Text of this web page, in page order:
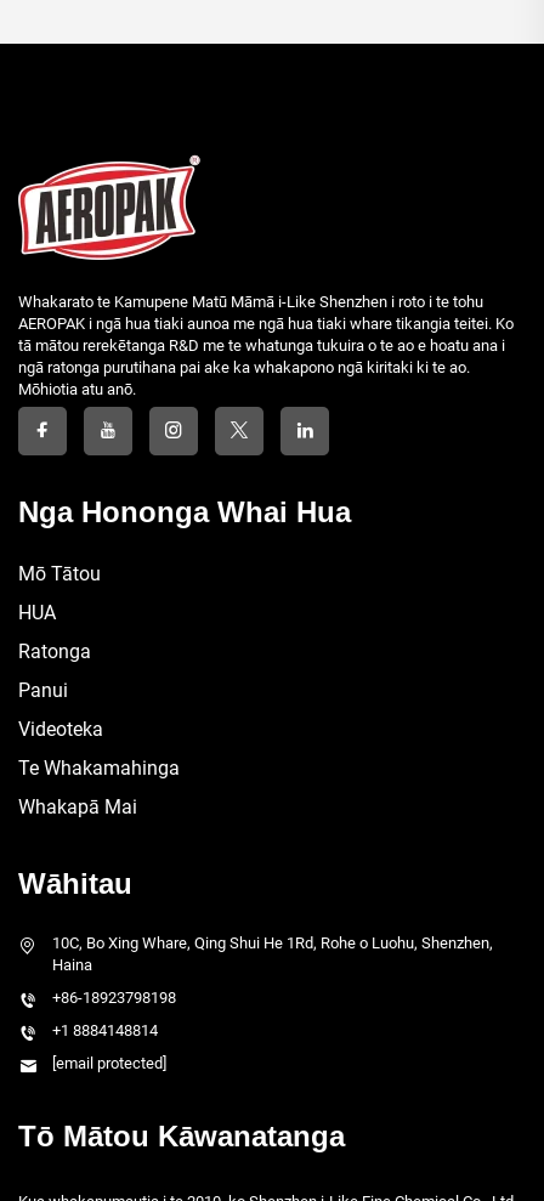
Whakarato te Kamupene Matū Māmā i-Like Shenzhen i roto i te tohu
AEROPAK i ngā hua tiaki aunoa me ngā hua tiaki whare tikangia teitei. Ko
tā mātou rerekētanga R&D me te whatunga tukuira o te ao e hoatu ana i
ngā ratonga purutihana pai ake ka whakapono ngā kiritaki ki te ao.
Mōhiotia atu anō.
Nga Hononga Whai Hua
Mō Tātou
HUA
Ratonga
Panui
Videoteka
Te Whakamahinga
Whakapā Mai
Wāhitau
10C, Bo Xing Whare, Qing Shui He 1Rd, Rohe o Luohu, Shenzhen,
Haina
+86-18923798198
+1 8884148814
[email protected]
Tō Mātou Kāwanatanga